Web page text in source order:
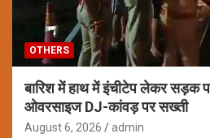
OTHERS
बारिश में हाथ में इंचीटेप लेकर सड़क
ओवरसाइज DJ-कांवड़ पर सख्ती
August 6, 2026 admin